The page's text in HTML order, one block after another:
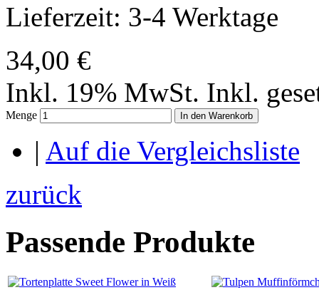
Lieferzeit: 3-4 Werktage
34,00 €
Inkl. 19% MwSt. Inkl.
Menge In den Warenkorb
| Auf die Vergleichsliste
zurück
Passende Produkte